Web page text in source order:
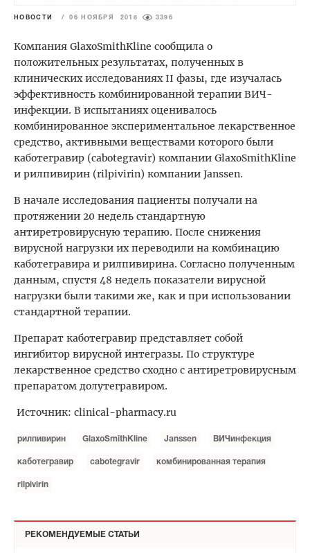
НОВОСТИ / 06 НОЯБРЯ 2018 3396
Компания GlaxoSmithKline сообщила о
положительных результатах, полученных в
клинических исследованиях II фазы, где изучалась
эффективность комбинированной терапии ВИЧ-
инфекции. В испытаниях оценивалось
комбинированное экспериментальное лекарственное
средство, активными веществами которого были
каботегравир (cabotegravir) компании GlaxoSmithKline
и рилпивирин (rilpivirin) компании Janssen.
В начале исследования пациенты получали на
протяжении 20 недель стандартную
антиретровирусную терапию. После снижения
вирусной нагрузки их переводили на комбинацию
каботегравира и рилпивирина. Согласно полученным
данным, спустя 48 недель показатели вирусной
нагрузки были такими же, как и при использовании
стандартной терапии.
Препарат каботегравир представляет собой
ингибитор вирусной интегразы. По структуре
лекарственное средство сходно с антиретровирусным
препаратом долутегравиром.
Источник: clinical-pharmacy.ru
рилпивирин GlaxoSmithKline Janssen ВИЧинфекция
каботегравир cabotegravir комбинированная терапия
rilpivirin
РЕКОМЕНДУЕМЫЕ СТАТЬИ